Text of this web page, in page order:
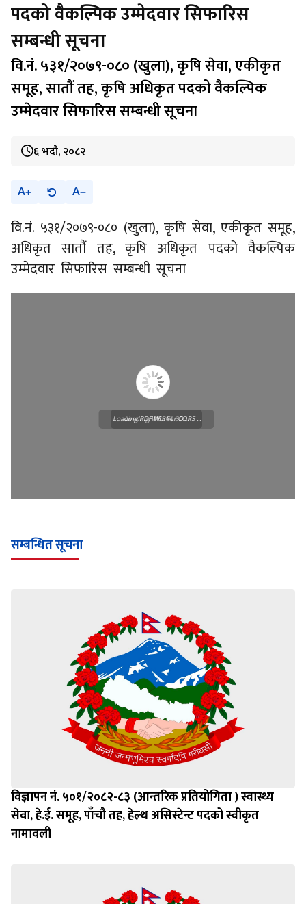
पदको वैकल्पिक उम्मेदवार सिफारिस
सम्बन्धी सूचना
वि.नं. ५३१/२०७९-०८० (खुला), कृषि सेवा, एकीकृत
समूह, सातौं तह, कृषि अधिकृत पदको वैकल्पिक
उम्मेदवार सिफारिस सम्बन्धी सूचना
६ भदौ, २०८२
A A
वि.नं. ५३१/२०७९-०८० (खुला), कृषि सेवा, एकीकृत समूह,
अधिकृत सातौं तह, कृषि अधिकृत पदको वैकल्पिक
उम्मेदवार सिफारिस सम्बन्धी सूचना
Loading WEBGL 3D ...
Loading PDF Worker CORS ...
सम्बन्धित सूचना
विज्ञापन नं. ५०१/२०८२-८३ (आन्तरिक प्रतियोगिता ) स्वास्थ्य
सेवा, हे.ई. समूह, पाँचौ तह, हेल्थ असिस्टेन्ट पदको स्वीकृत
नामावली